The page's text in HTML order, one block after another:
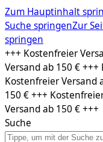
Zum Hauptinhalt
Suche springenZur
springen
Zum
Inhalt
springen
+++ Kostenfreier
Versand ab 150 €
Kostenfreier Versand
150 € +++
Versand ab 150 € +++
Suche